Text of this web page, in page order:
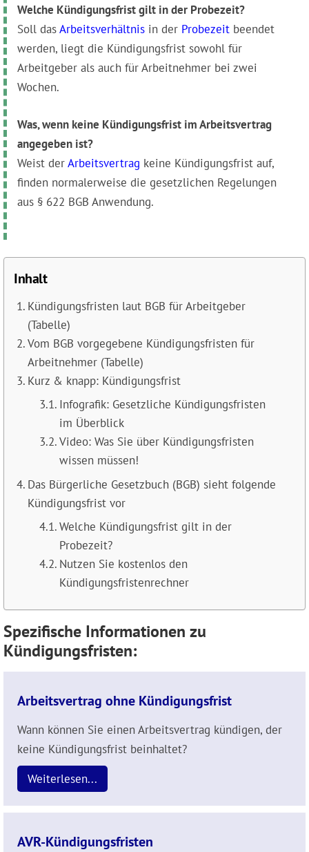
Welche Kündigungsfrist gilt in der Probe‌zeit?
Soll dasArbeitsverhältnis in der Probezeit beendet
werden, liegt die Kündigungsfrist sowohl für
Arbeitgeber als auch für Arbeitnehmer bei zwei
Wochen.
Was, wenn keine Kündigungsfrist im Arbeits‌vertrag
angegeben ist?‌
Weist derArbeitsvertrag keine Kündigungsfrist auf,
finden normalerweise die gesetzlichen Regelungen
aus § 622 BGB Anwendung.
Inhalt
Kündigungsfristen laut BGB für Arbeitgeber
(Tabelle)
Vom BGB vorgegebene Kündigungsfristen für
Arbeitnehmer (Tabelle)
Kurz & knapp: Kündigungsfrist
Infografik: Gesetzliche Kündigungsfristen
im Überblick
Video: Was Sie über Kündigungsfristen
wissen müssen!
Das Bürgerliche Gesetzbuch (BGB) sieht folgende
Kündigungsfrist vor
Welche Kündigungsfrist gilt in der
Probezeit?
Nutzen Sie kostenlos den
Kündigungsfristenrechner
Spezifische Informationen zu
Kündigungsfristen:
Arbeitsvertrag ohne Kündigungsfrist
Wann können Sie einen Arbeitsvertrag kündigen, der
keine Kündigungsfrist beinhaltet?
Weiterlesen...
AVR-Kündigungsfristen